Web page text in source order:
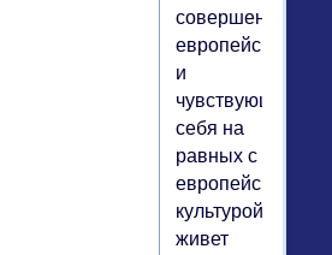
совершенно
европейская
и
чувствующая
себя на
равных с
европейской
культурой,
живет